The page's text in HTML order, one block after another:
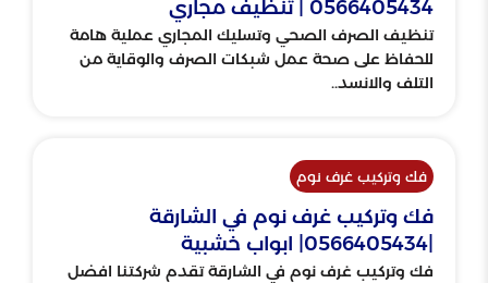
0566405434 | تنظيف مجاري
تنظيف الصرف الصحي وتسليك المجاري عملية هامة
للحفاظ على صحة عمل شبكات الصرف والوقاية من
التلف والانسد..
فك وتركيب غرف نوم
فك وتركيب غرف نوم في الشارقة
فك وتركيب غرف نوم في الشارقة تقدم شركتنا افضل